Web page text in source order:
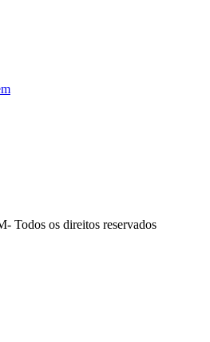
os direitos reservados